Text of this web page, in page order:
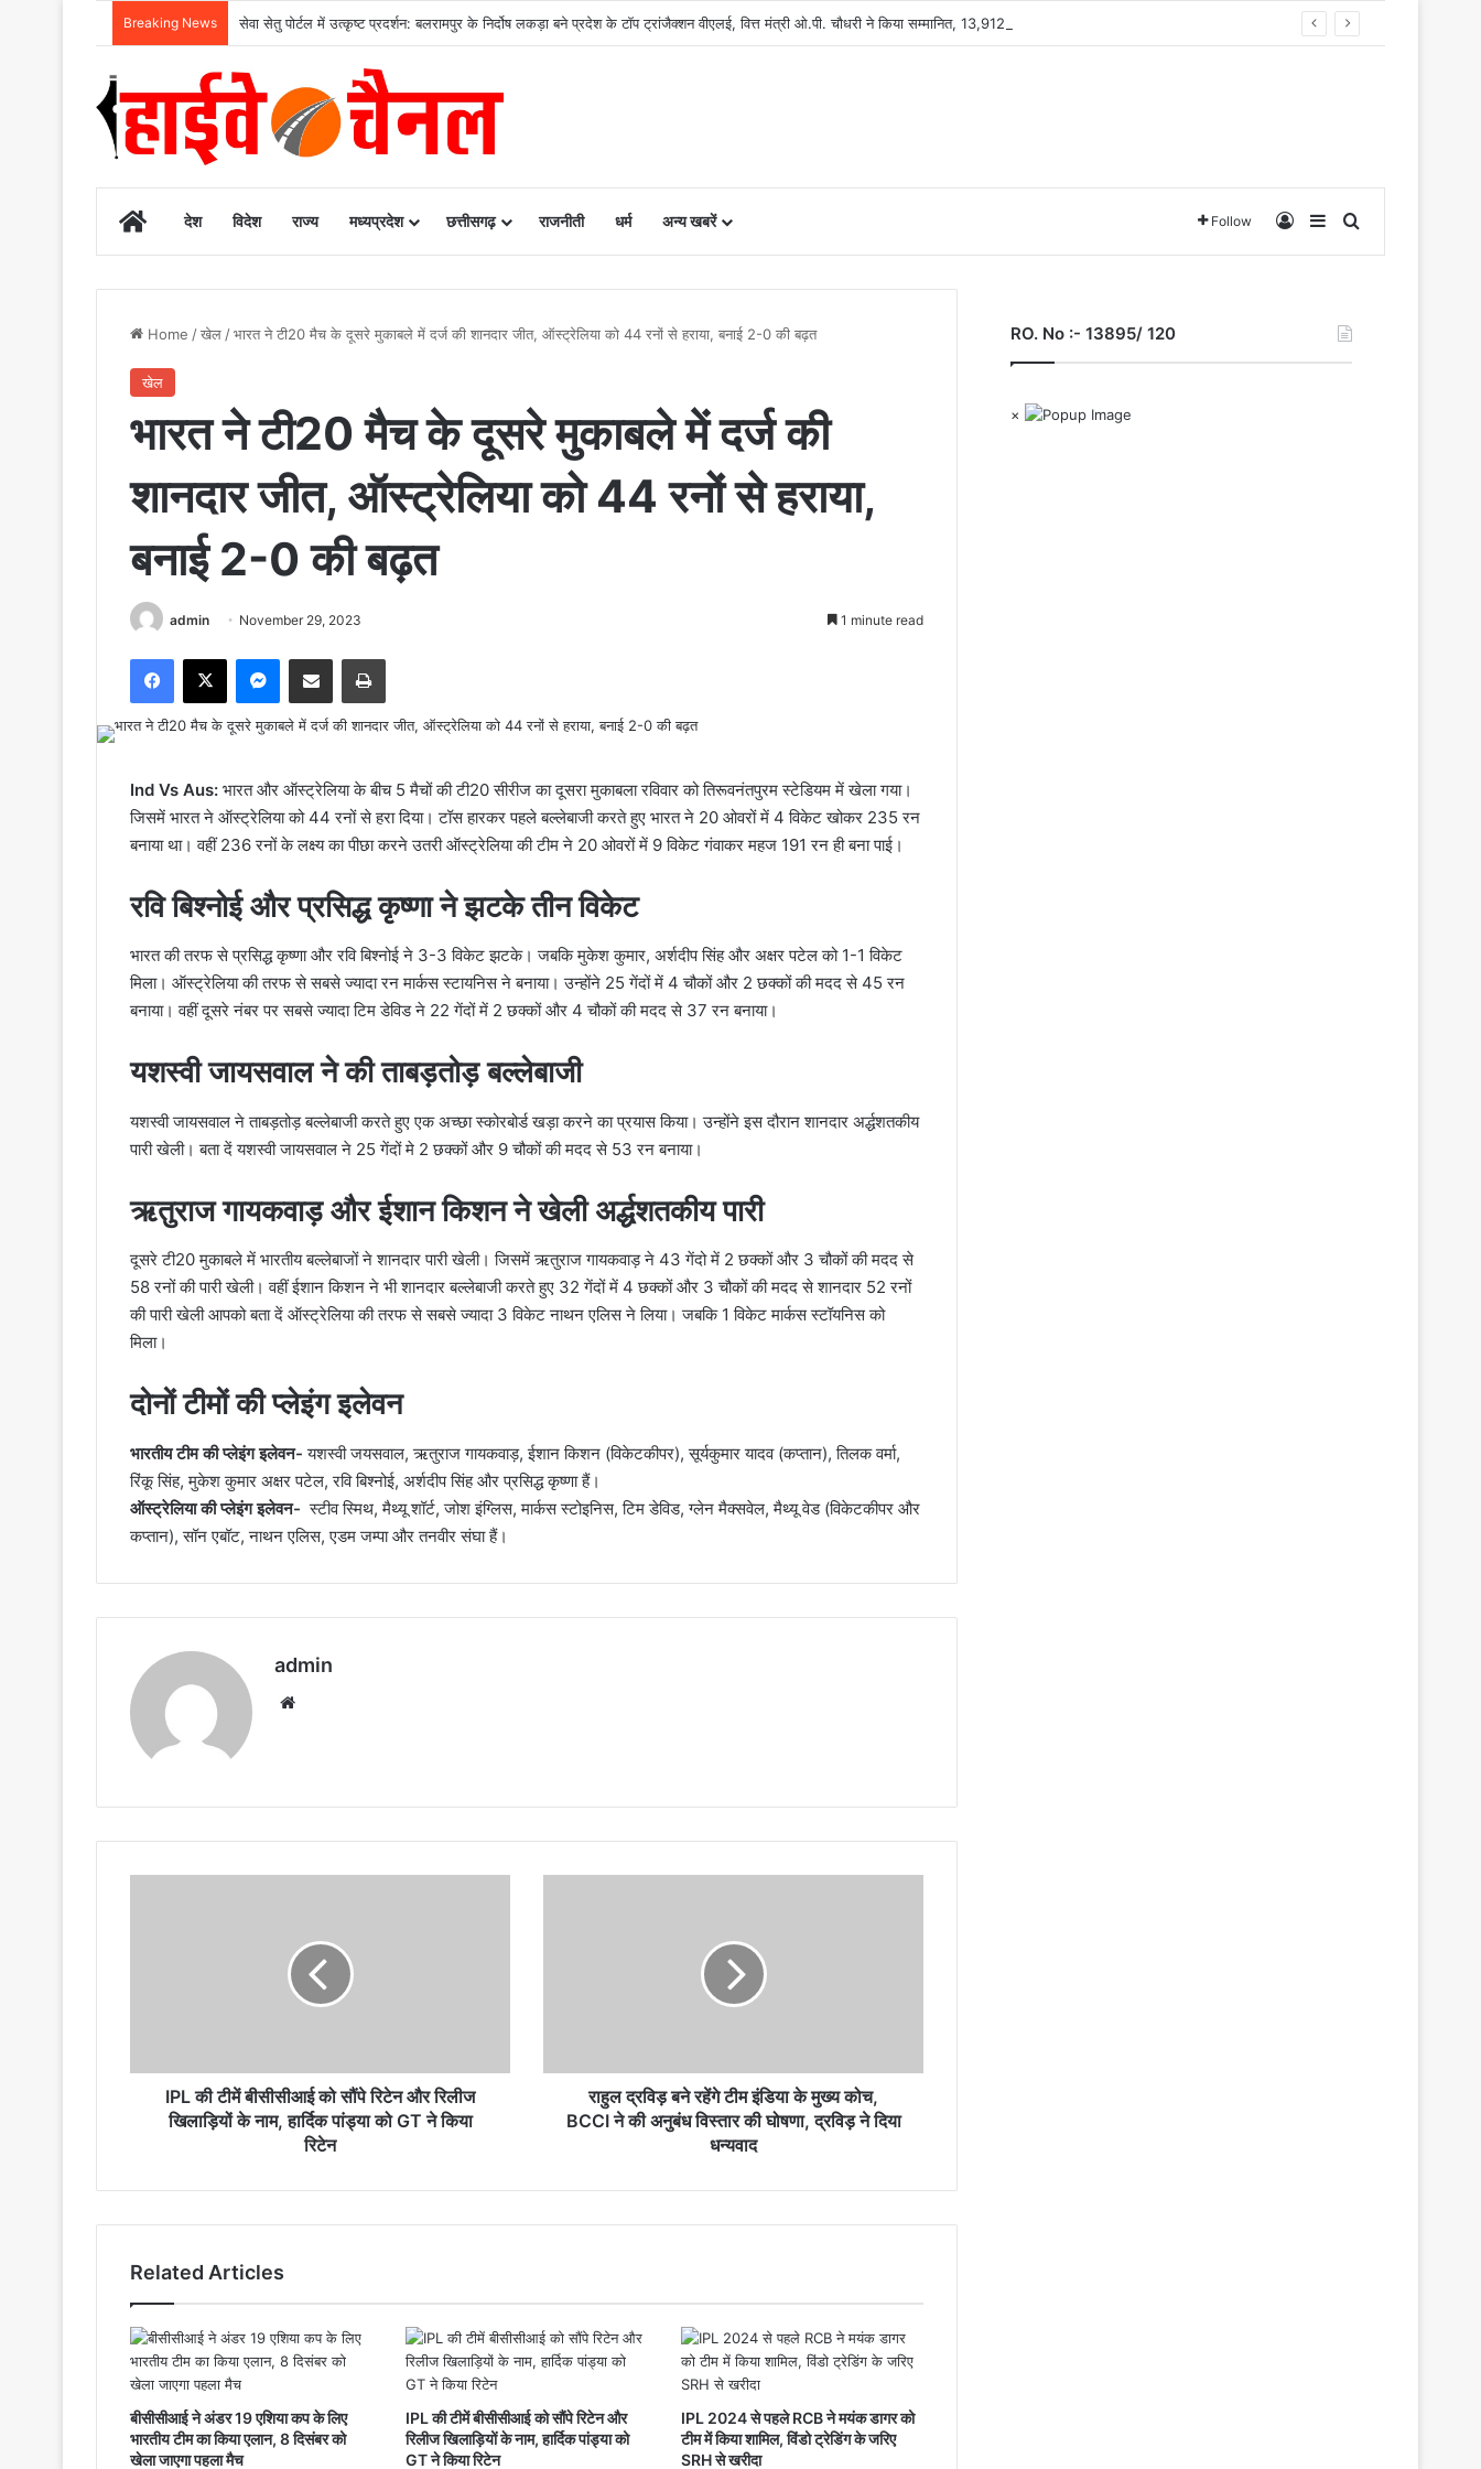
Breaking News सेवा सेतु पोर्टल में उत्कृष्ट प्रदर्शन: बलरामपुर के निर्दोष लकड़ा बने प्रदेश के टॉप ट्रांजैक्शन वीएलई, वित्त मंत्री ओ.पी. चौधरी ने किया सम्मानित, 13,912 आवेदनों के सफल निराकरण से बनाया रिकॉर्ड…
Homeदेश विदेश राज्य मध्यप्रदेश छत्तीसगढ़ राजनीती धर्म अन्य खबरें Follow Log InSidebar
Home /खेल /भारत ने टी20 मैच के दूसरे मुकाबले में दर्ज की शानदार जीत, ऑस्ट्रेलिया को 44 रनों से हराया, बनाई 2-0 की बढ़त
खेल
भारत ने टी20 मैच के दूसरे मुकाबले में दर्ज की
शानदार जीत, ऑस्ट्रेलिया को 44 रनों से हराया,
बनाई 2-0 की बढ़त
admin November 29, 2023 1 minute read
Facebook
X Messenger
Share via Email Print
Ind Vs Aus: भारत और ऑस्ट्रेलिया के बीच 5 मैचों की टी20 सीरीज का दूसरा मुकाबला रविवार को तिरूवनंतपुरम स्टेडियम में खेला गया।
जिसमें भारत ने ऑस्ट्रेलिया को 44 रनों से हरा दिया। टॉस हारकर पहले बल्लेबाजी करते हुए भारत ने 20 ओवरों में 4 विकेट खोकर 235 रन
बनाया था। वहीं 236 रनों के लक्ष्य का पीछा करने उतरी ऑस्ट्रेलिया की टीम ने 20 ओवरों में 9 विकेट गंवाकर महज 191 रन ही बना पाई।
रवि बिश्नोई और प्रसिद्ध कृष्णा ने झटके तीन विकेट
भारत की तरफ से प्रसिद्ध कृष्णा और रवि बिश्नोई ने 3-3 विकेट झटके। जबकि मुकेश कुमार, अर्शदीप सिंह और अक्षर पटेल को 1-1 विकेट
मिला। ऑस्ट्रेलिया की तरफ से सबसे ज्यादा रन मार्कस स्टायनिस ने बनाया। उन्होंने 25 गेंदों में 4 चौकों और 2 छक्कों की मदद से 45 रन
बनाया। वहीं दूसरे नंबर पर सबसे ज्यादा टिम डेविड ने 22 गेंदों में 2 छक्कों और 4 चौकों की मदद से 37 रन बनाया।
यशस्वी जायसवाल ने की ताबड़तोड़ बल्लेबाजी
यशस्वी जायसवाल ने ताबड़तोड़ बल्लेबाजी करते हुए एक अच्छा स्कोरबोर्ड खड़ा करने का प्रयास किया। उन्होंने इस दौरान शानदार अर्द्धशतकीय
पारी खेली। बता दें यशस्वी जायसवाल ने 25 गेंदों मे 2 छक्कों और 9 चौकों की मदद से 53 रन बनाया।
ऋतुराज गायकवाड़ और ईशान किशन ने खेली अर्द्धशतकीय पारी
दूसरे टी20 मुकाबले में भारतीय बल्लेबाजों ने शानदार पारी खेली। जिसमें ऋतुराज गायकवाड़ ने 43 गेंदो में 2 छक्कों और 3 चौकों की मदद से
58 रनों की पारी खेली। वहीं ईशान किशन ने भी शानदार बल्लेबाजी करते हुए 32 गेंदों में 4 छक्कों और 3 चौकों की मदद से शानदार 52 रनों
की पारी खेली आपको बता दें ऑस्ट्रेलिया की तरफ से सबसे ज्यादा 3 विकेट नाथन एलिस ने लिया। जबकि 1 विकेट मार्कस स्टॉयनिस को
मिला।
दोनों टीमों की प्लेइंग इलेवन
भारतीय टीम की प्लेइंग इलेवन- यशस्वी जयसवाल, ऋतुराज गायकवाड़, ईशान किशन (विकेटकीपर), सूर्यकुमार यादव (कप्तान), तिलक वर्मा,
रिंकू सिंह, मुकेश कुमार अक्षर पटेल, रवि बिश्नोई, अर्शदीप सिंह और प्रसिद्ध कृष्णा हैं।
ऑस्ट्रेलिया की प्लेइंग इलेवन- स्टीव स्मिथ, मैथ्यू शॉर्ट, जोश इंग्लिस, मार्कस स्टोइनिस, टिम डेविड, ग्लेन मैक्सवेल, मैथ्यू वेड (विकेटकीपर और
कप्तान), सॉन एबॉट, नाथन एलिस, एडम जम्पा और तनवीर संघा हैं।
admin
रिलीज
खिलाड़ियों
किया
रिटेन
IPL की टीमें बीसीसीआई को सौंपे रिटेन और रिलीज
खिलाड़ियों के नाम, हार्दिक पांड्या को GT ने किया
रिटेन
कोच,
दिया
राहुल द्रविड़ बने रहेंगे टीम इंडिया के मुख्य कोच,
BCCI ने की अनुबंध विस्तार की घोषणा, द्रविड़ ने दिया
धन्यवाद
Related Articles
बीसीसीआई ने अंडर 19 एशिया कप के लिए
भारतीय टीम का किया एलान, 8 दिसंबर को
खेला जाएगा पहला मैच
IPL की टीमें बीसीसीआई को सौंपे रिटेन और
रिलीज खिलाड़ियों के नाम, हार्दिक पांड्या को
GT ने किया रिटेन
IPL 2024 से पहले RCB ने मयंक डागर को
टीम में किया शामिल, विंडो ट्रेडिंग के जरिए
SRH से खरीदा
RO. No :- 13895/ 120
×